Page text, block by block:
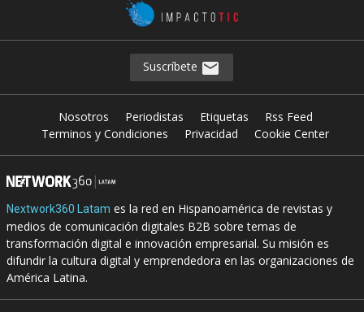
Suscríbete
Nosotros Periodistas Etiquetas
Rss Feed
Terminos y Condiciones
Privacidad Cookie Center
Nextwork360 Latam es la red en Hispanoamérica de revistas y
medios de comunicación digitales B2B sobre temas de
transformación digital e innovación empresarial. Su misión es
difundir la cultura digital y emprendedora en las organizaciones de
América Latina.